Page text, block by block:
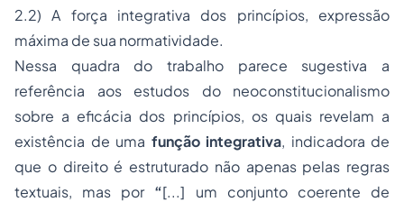
2.2) A força integrativa dos princípios, expressão
máxima de sua normatividade.
Nessa quadra do trabalho parece sugestiva a
referência aos estudos do neoconstitucionalismo
sobre a eficácia dos princípios, os quais revelam a
existência de uma função integrativa, indicadora de
que o direito é estruturado não apenas pelas regras
textuais, mas por“[...] um conjunto coerente de